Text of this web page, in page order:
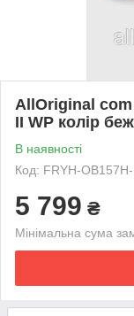
AllOriginal com
II WP колір
В наявності
Код: FRYH-
5 799 ₴
Мінімальна сума